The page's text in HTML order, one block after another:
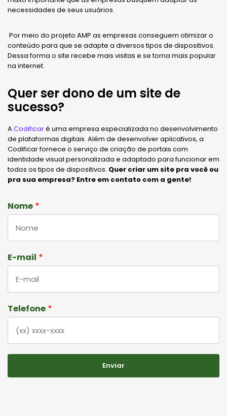
necessidades de seus usuários.
Por meio do projeto AMP as empresas conseguem otimizar o
conteúdo para que se adapte a diversos tipos de dispositivos.
Dessa forma o site recebe mais visitas e se torna mais popular
na internet.
Quer ser dono de um site de
sucesso?
ACodificaré uma empresa especializada no desenvolvimento
de plataformas digitais. Além de desenvolver aplicativos, a
Codificar fornece o serviço de criação de portais com
identidade visual personalizada e adaptado para funcionar em
todos os tipos de dispositivos. Quer criar um site pra você ou
pra sua empresa? Entre em contato com a gente!
Nome
E-mail
Telefone
Enviar